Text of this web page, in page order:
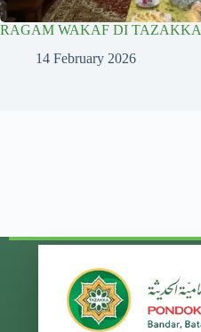
RAGAM WAKAF DI TAZAKKA
14 February 2026